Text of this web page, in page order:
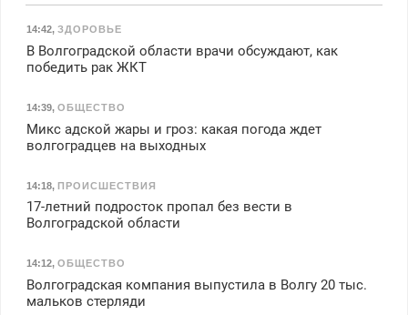
14:42, ЗДОРОВЬЕ
В Волгоградской области врачи обсуждают, как
победить рак ЖКТ
14:39, ОБЩЕСТВО
Микс адской жары и гроз: какая погода ждет
волгоградцев на выходных
14:18, ПРОИСШЕСТВИЯ
17-летний подросток пропал без вести в
Волгоградской области
14:12, ОБЩЕСТВО
Волгоградская компания выпустила в Волгу 20 тыс.
мальков стерляди